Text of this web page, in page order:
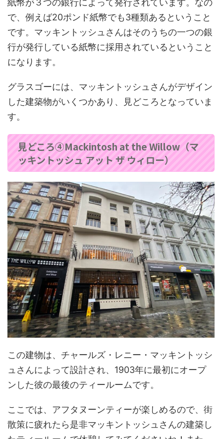
紙幣が３つの銀行によって発行されています。なの
で、例えば20ポンド紙幣でも3種類あるということ
です。マッキントッシュさんはそのうちの一つの銀
行が発行している紙幣に採用されているということ
になります。
グラスゴーには、マッキントッシュさんがデザイン
した建築物がいくつかあり、見どころとなっていま
す。
見どころ④Mackintosh at the Willow（マ
ッキントッシュ アット ザ ウィロー）
この建物は、チャールズ・レニー・マッキントッシ
ュさんによって設計され、1903年に最初にオープ
ンした彼の最後のティールームです。
ここでは、アフタヌーンティーが楽しめるので、街
散策に疲れたら是非マッキントッシュさんの建築し